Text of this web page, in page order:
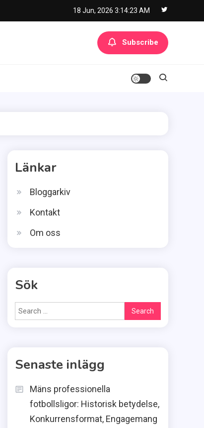
18 Jun, 2026 3:14:24 AM
Subscribe
Länkar
Bloggarkiv
Kontakt
Om oss
Sök
Search
for:
Senaste inlägg
Mäns professionella
fotbollsligor: Historisk betydelse,
Konkurrensformat, Engagemang